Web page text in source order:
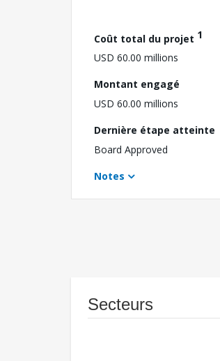
Coût total du projet 1
USD 60.00 millions
Montant engagé
USD 60.00 millions
Dernière étape atteinte
Board Approved
Notes
Secteurs